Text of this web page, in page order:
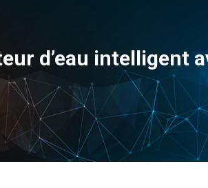
d’eau intelligent